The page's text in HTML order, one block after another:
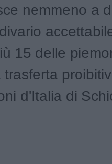
nemmeno a
15 delle
trasferta
d'Italia di